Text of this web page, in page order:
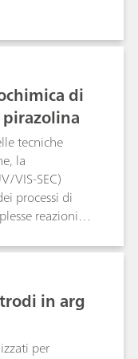
sola
in linea di
la completa
e migliora
la
di
tecniche
la
VIS-SEC)
processi di
reazioni
combinando
UV/VIS.
raffigura i
hanno
e che con
del
in arg
per